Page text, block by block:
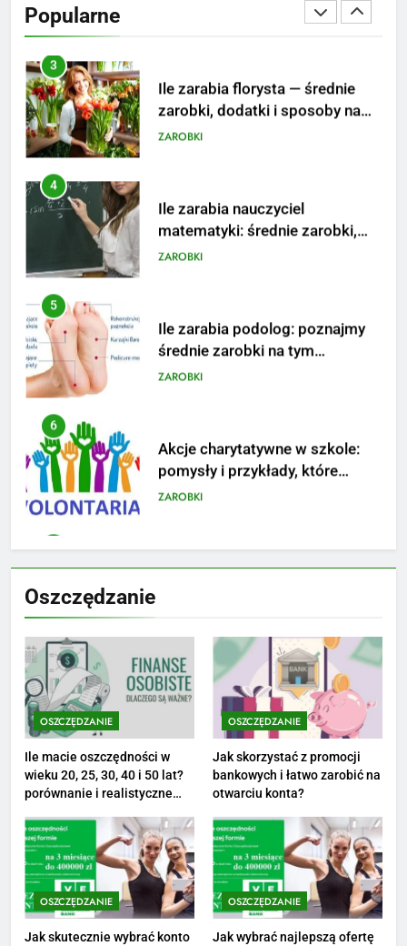
Popularne
4
Ile zarabia nauczyciel
matematyki: średnie zarobki,
dodatki i perspektywy
ZAROBKI
5
Ile zarabia podolog: poznajmy
średnie zarobki na tym
stanowisku
ZAROBKI
6
Akcje charytatywne w szkole:
pomysły i przykłady, które
zainspirują
ZAROBKI
7
Jak przygotować się finansowo
na narodziny dziecka: ile to
kosztuje i jak zaplanować
PORADY
8
1
Ile zarabia striptizer: poznaj
aktualne stawki męskiego
striptizera
ZAROBKI
2
Ile zarabia psycholog szkolny:
poznaj średnie zarobki na tym
stanowisku
ZAROBKI
3
Ile zarabia florysta — średnie
Oszczędzanie
OSZCZĘDZANIE
Ile macie oszczędności w
wieku 20, 25, 30, 40 i 50 lat?
porównanie i realistyczne
OSZCZĘDZANIE
Jak skorzystać z promocji
bankowych i łatwo zarobić na
otwarciu konta?
OSZCZĘDZANIE
Jak skutecznie wybrać konto
OSZCZĘDZANIE
Jak wybrać najlepszą ofertę